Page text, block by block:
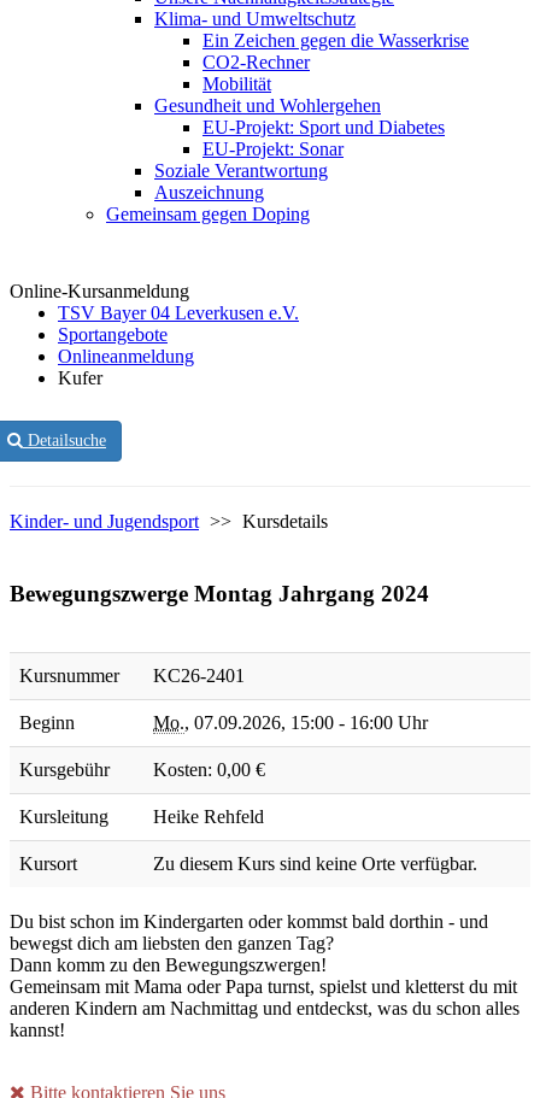
Klima- und Umweltschutz
Ein Zeichen gegen die Wasserkrise
CO2-Rechner
Mobilität
Gesundheit und Wohlergehen
EU-Projekt: Sport und Diabetes
EU-Projekt: Sonar
Soziale Verantwortung
Auszeichnung
Gemeinsam gegen Doping
Online-Kursanmeldung
TSV Bayer 04 Leverkusen e.V.
Sportangebote
Onlineanmeldung
Kufer
Detailsuche
Kinder- und Jugendsport >> Kursdetails
Bewegungszwerge Montag Jahrgang 2024
Kursnummer KC26-2401
Beginn Mo., 07.09.2026, 15:00 - 16:00 Uhr
Kursgebühr Kosten: 0,00 €
Kursleitung Heike Rehfeld
Kursort Zu diesem Kurs sind keine Orte verfügbar.
Du bist schon im Kindergarten oder kommst bald dorthin - und
bewegst dich am liebsten den ganzen Tag?
Dann komm zu den Bewegungszwergen!
Gemeinsam mit Mama oder Papa turnst, spielst und kletterst du mit
anderen Kindern am Nachmittag und entdeckst, was du schon alles
kannst!
Bitte kontaktieren Sie uns